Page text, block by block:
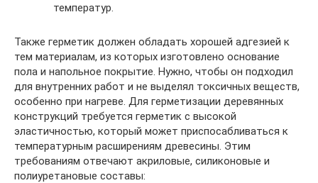
температур.
Также герметик должен обладать хорошей адгезией к
тем материалам, из которых изготовлено основание
пола и напольное покрытие. Нужно, чтобы он подходил
для внутренних работ и не выделял токсичных веществ,
особенно при нагреве. Для герметизации деревянных
конструкций требуется герметик с высокой
эластичностью, который может приспосабливаться к
температурным расширениям древесины. Этим
требованиям отвечают акриловые, силиконовые и
полиуретановые составы: